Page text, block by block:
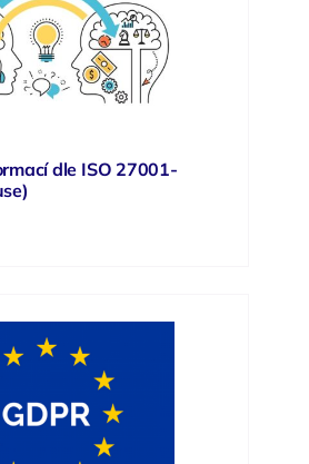
dle ISO 27001-